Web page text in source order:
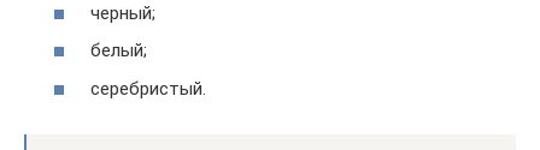
черный;
белый;
серебристый.